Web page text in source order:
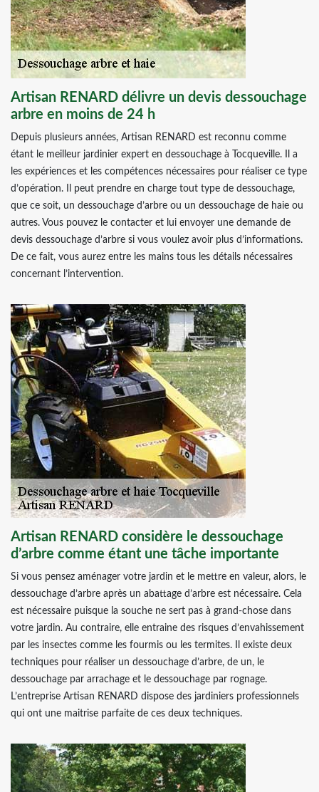
Artisan RENARD délivre un devis dessouchage
arbre en moins de 24 h
Depuis plusieurs années, Artisan RENARD est reconnu comme
étant le meilleur jardinier expert en dessouchage à Tocqueville. Il a
les expériences et les compétences nécessaires pour réaliser ce type
d’opération. Il peut prendre en charge tout type de dessouchage,
que ce soit, un dessouchage d’arbre ou un dessouchage de haie ou
autres. Vous pouvez le contacter et lui envoyer une demande de
devis dessouchage d’arbre si vous voulez avoir plus d’informations.
De ce fait, vous aurez entre les mains tous les détails nécessaires
concernant l’intervention.
Artisan RENARD considère le dessouchage
d’arbre comme étant une tâche importante
Si vous pensez aménager votre jardin et le mettre en valeur, alors, le
dessouchage d’arbre après un abattage d’arbre est nécessaire. Cela
est nécessaire puisque la souche ne sert pas à grand-chose dans
votre jardin. Au contraire, elle entraine des risques d’envahissement
par les insectes comme les fourmis ou les termites. Il existe deux
techniques pour réaliser un dessouchage d’arbre, de un, le
dessouchage par arrachage et le dessouchage par rognage.
L’entreprise Artisan RENARD dispose des jardiniers professionnels
qui ont une maitrise parfaite de ces deux techniques.